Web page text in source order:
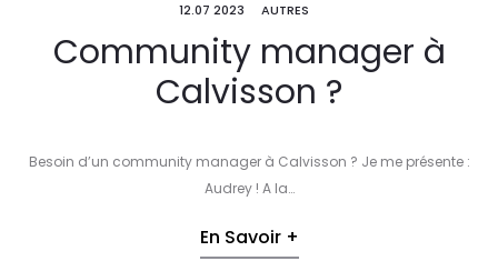
12.07 2023 AUTRES
Community manager à
Calvisson ?
Besoin d’un community manager à Calvisson ? Je me présente :
Audrey ! A la…
En Savoir +